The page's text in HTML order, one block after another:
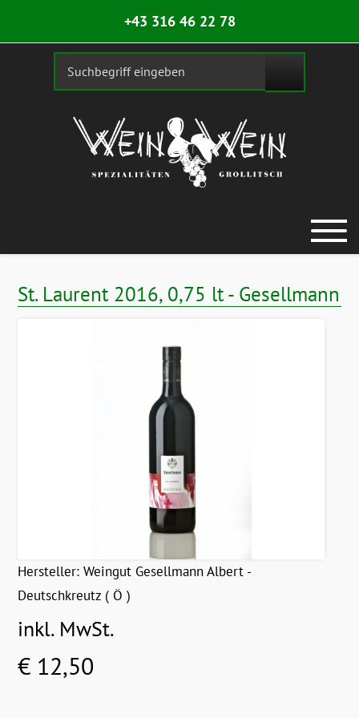
+43 316 46 22 78
St. Laurent 2016, 0,75 lt - Gesellmann
Hersteller:Weingut Gesellmann Albert -
Deutschkreutz ( Ö )
inkl. MwSt.
€ 12,50